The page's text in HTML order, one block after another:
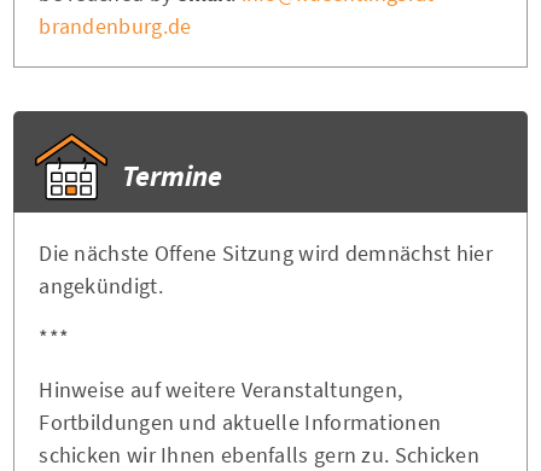
brandenburg.de
Termine
Die nächste Offene Sitzung wird demnächst hier
angekündigt.
***
Hinweise auf weitere Veranstaltungen,
Fortbildungen und aktuelle Informationen
schicken wir Ihnen ebenfalls gern zu. Schicken